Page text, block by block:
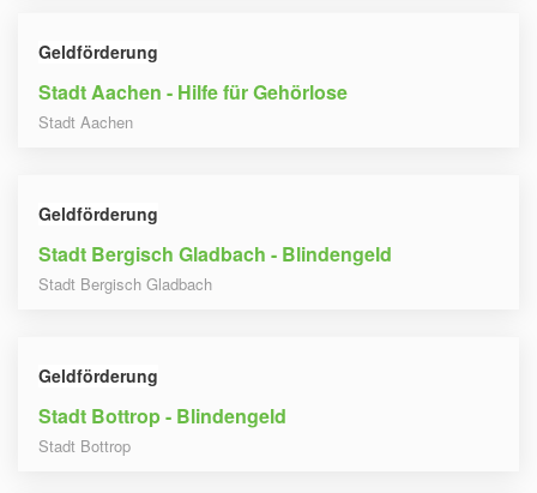
Geldförderung
Stadt Aachen - Hilfe für Gehörlose
Stadt Aachen
Geldförderung
Stadt Bergisch Gladbach - Blindengeld
Stadt Bergisch Gladbach
Geldförderung
Stadt Bottrop - Blindengeld
Stadt Bottrop